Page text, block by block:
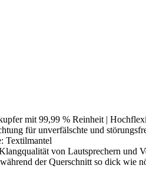
mit 99,99 % Reinheit |
für unverfälschte und
Textilmantel
von Lautsprechern und
der Querschnitt so dick wie